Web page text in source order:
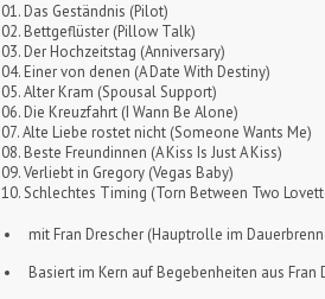
01. Das Geständnis (Pilot)
02. Bettgeflüster (Pillow Talk)
03. Der Hochzeitstag (Anniversary)
04. Einer von denen (A Date With Destiny)
05. Alter Kram (Spousal Support)
06. Die Kreuzfahrt (I Wann Be Alone)
07. Alte Liebe rostet nicht (Someone Wants Me)
08. Beste Freundinnen (A Kiss Is Just A Kiss)
09. Verliebt in Gregory (Vegas Baby)
10. Schlechtes Timing (Torn Between Two
mit Fran Drescher (Hauptrolle im
Basiert im Kern auf Begebenheiten aus Fran